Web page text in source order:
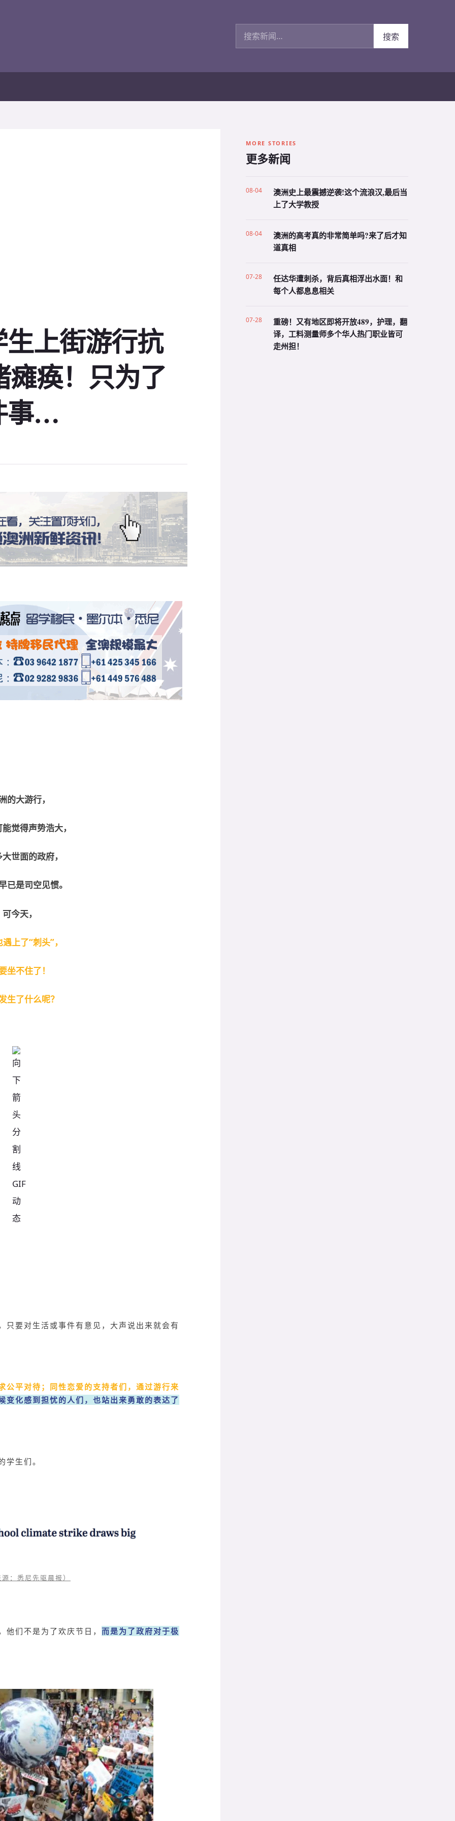
搜索新闻
搜索
上街游行抗
痪！只为了
事…
的大游行，
觉得声势浩大，
世面的政府，
已是司空见惯。
可今天，
上了“刺头”，
坐不住了！
生了什么呢？
只要对生活或事件有意见，大声说出来就会有
公平对待；同性恋爱的支持者们，通过游行来
变化感到担忧的人们，也站出来勇敢的表达了
生们。
源：悉尼先驱晨报）
们不是为了欢庆节日， 而是为了政府对于极
MORE STORIES
更多新闻
08-04
澳洲史上最震撼逆袭!这个流浪汉,最后当
上了大学教授
08-04
澳洲的高考真的非常简单吗?来了后才知
道真相
07-28
任达华遭刺杀，背后真相浮出水面！和
每个人都息息相关
07-28
重磅！又有地区即将开放489，护理，翻
译，工料测量师多个华人热门职业皆可
走州担！